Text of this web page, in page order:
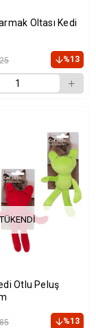
Oltası Kedi
%13
TÜKENDI
Otlu Peluş
%13